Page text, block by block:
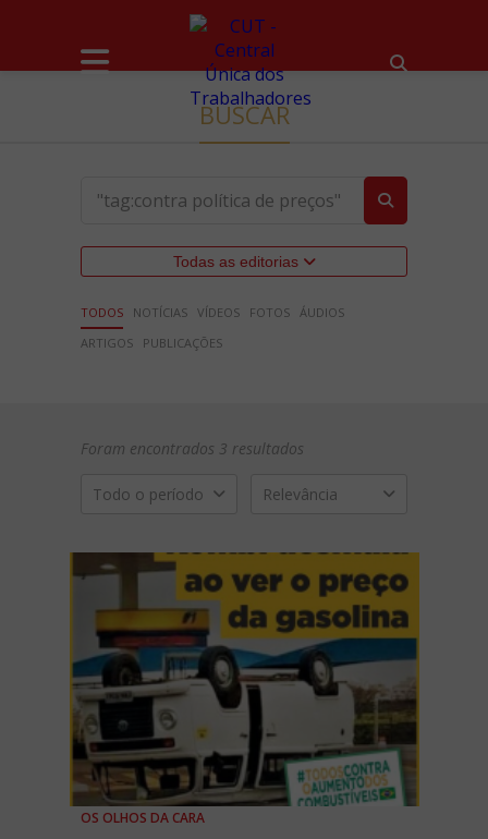
BUSCAR
Todas as editorias
TODOS NOTÍCIAS VÍDEOS FOTOS ÁUDIOS
ARTIGOS
PUBLICAÇÕES
Foram encontrados 3 resultados
Todo o período Relevância
OS OLHOS DA CARA